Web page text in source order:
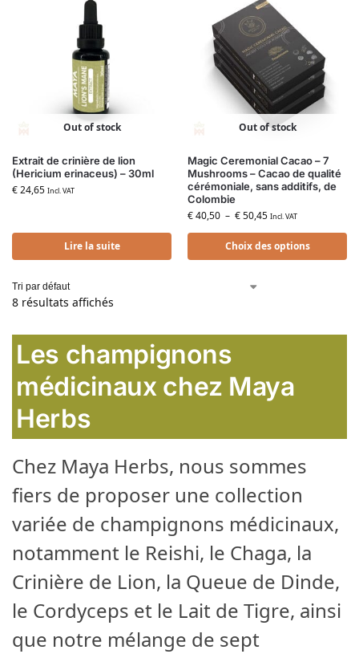
Out of stock
Extrait de crinière de lion
(Hericium erinaceus) – 30ml
€24,65 Incl. VAT
Lire la suite
Out of stock
Magic Ceremonial Cacao – 7
Mushrooms – Cacao de qualité
cérémoniale, sans additifs, de
Colombie
€40,50 – €50,45 Incl. VAT
Choix des options
8 résultats affichés
Les champignons
médicinaux chez Maya
Herbs
Chez Maya Herbs, nous sommes
fiers de proposer une collection
variée de champignons médicinaux,
notamment le Reishi, le Chaga, la
Crinière de Lion, la Queue de Dinde,
le Cordyceps et le Lait de Tigre, ainsi
que notre mélange de sept